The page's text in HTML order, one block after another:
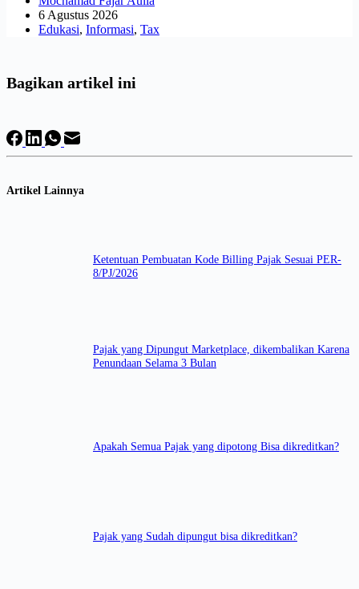
6 Agustus 2026
Edukasi, Informasi, Tax
Bagikan artikel ini
Artikel Lainnya
Ketentuan Pembuatan Kode Billing Pajak Sesuai PER-
8/PJ/2026
Pajak yang Dipungut Marketplace, dikembalikan Karena
Penundaan Selama 3 Bulan
Apakah Semua Pajak yang dipotong Bisa dikreditkan?
Pajak yang Sudah dipungut bisa dikreditkan?